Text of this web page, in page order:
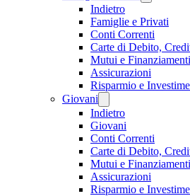
Indietro
Famiglie e Privati
Conti Correnti
Carte di Debito,
Mutui e Finanziamenti
Assicurazioni
Risparmio e
Giovani
Indietro
Giovani
Conti Correnti
Carte di Debito,
Mutui e Finanziamenti
Assicurazioni
Risparmio e